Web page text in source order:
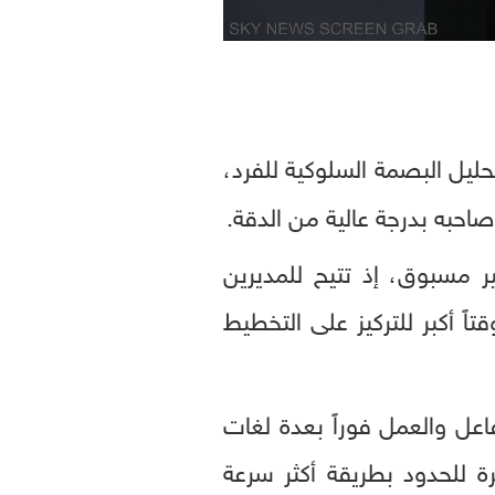
البصمة السلوكية للفرد،
بدرجة عالية من الدقة.
مسبوق، إذ تتيح للمديرين
أكبر للتركيز على التخطيط
والعمل فوراً بعدة لغات
للحدود بطريقة أكثر سرعة